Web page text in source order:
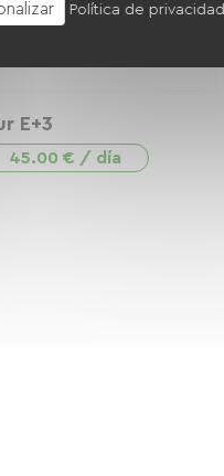
E+3
45.00 € / día
Política de privacidad